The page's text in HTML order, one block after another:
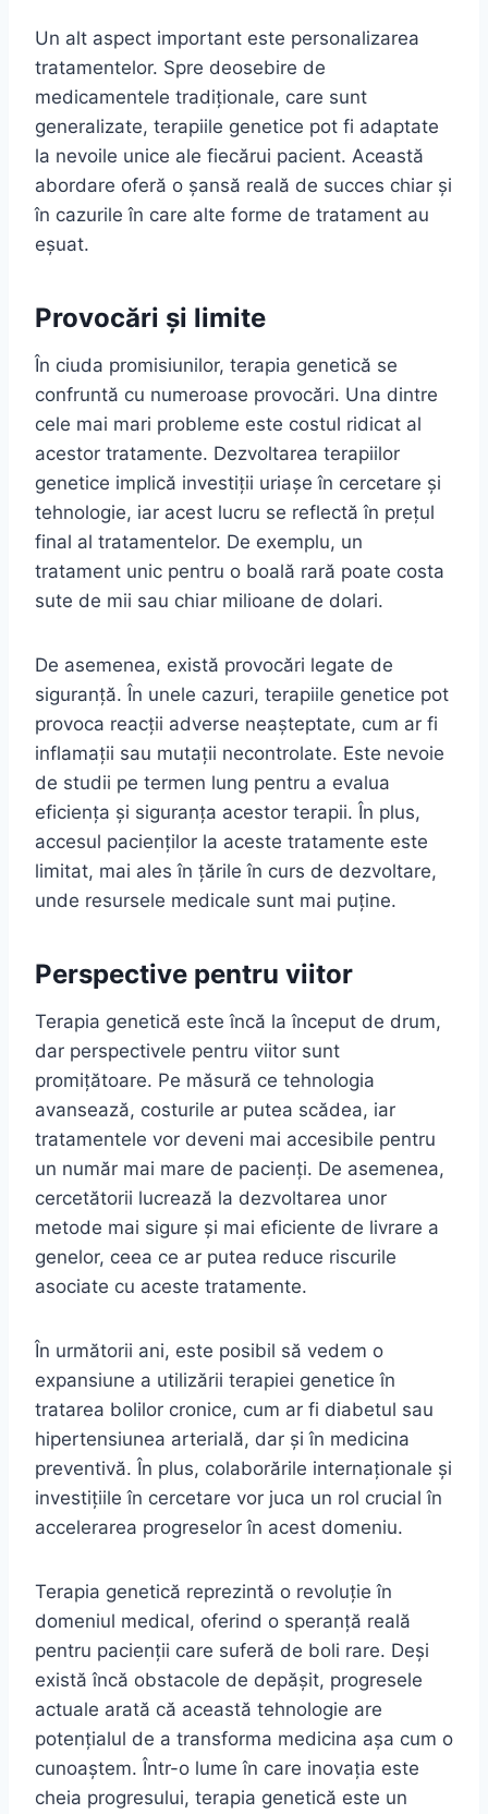
Un alt aspect important este personalizarea
tratamentelor. Spre deosebire de
medicamentele tradiționale, care sunt
generalizate, terapiile genetice pot fi adaptate
la nevoile unice ale fiecărui pacient. Această
abordare oferă o șansă reală de succes chiar și
în cazurile în care alte forme de tratament au
eșuat.
Provocări și limite
În ciuda promisiunilor, terapia genetică se
confruntă cu numeroase provocări. Una dintre
cele mai mari probleme este costul ridicat al
acestor tratamente. Dezvoltarea terapiilor
genetice implică investiții uriașe în cercetare și
tehnologie, iar acest lucru se reflectă în prețul
final al tratamentelor. De exemplu, un
tratament unic pentru o boală rară poate costa
sute de mii sau chiar milioane de dolari.
De asemenea, există provocări legate de
siguranță. În unele cazuri, terapiile genetice pot
provoca reacții adverse neașteptate, cum ar fi
inflamații sau mutații necontrolate. Este nevoie
de studii pe termen lung pentru a evalua
eficiența și siguranța acestor terapii. În plus,
accesul pacienților la aceste tratamente este
limitat, mai ales în țările în curs de dezvoltare,
unde resursele medicale sunt mai puține.
Perspective pentru viitor
Terapia genetică este încă la început de drum,
dar perspectivele pentru viitor sunt
promițătoare. Pe măsură ce tehnologia
avansează, costurile ar putea scădea, iar
tratamentele vor deveni mai accesibile pentru
un număr mai mare de pacienți. De asemenea,
cercetătorii lucrează la dezvoltarea unor
metode mai sigure și mai eficiente de livrare a
genelor, ceea ce ar putea reduce riscurile
asociate cu aceste tratamente.
În următorii ani, este posibil să vedem o
expansiune a utilizării terapiei genetice în
tratarea bolilor cronice, cum ar fi diabetul sau
hipertensiunea arterială, dar și în medicina
preventivă. În plus, colaborările internaționale și
investițiile în cercetare vor juca un rol crucial în
accelerarea progreselor în acest domeniu.
Terapia genetică reprezintă o revoluție în
domeniul medical, oferind o speranță reală
pentru pacienții care suferă de boli rare. Deși
există încă obstacole de depășit, progresele
actuale arată că această tehnologie are
potențialul de a transforma medicina așa cum o
cunoaștem. Într-o lume în care inovația este
cheia progresului, terapia genetică este un